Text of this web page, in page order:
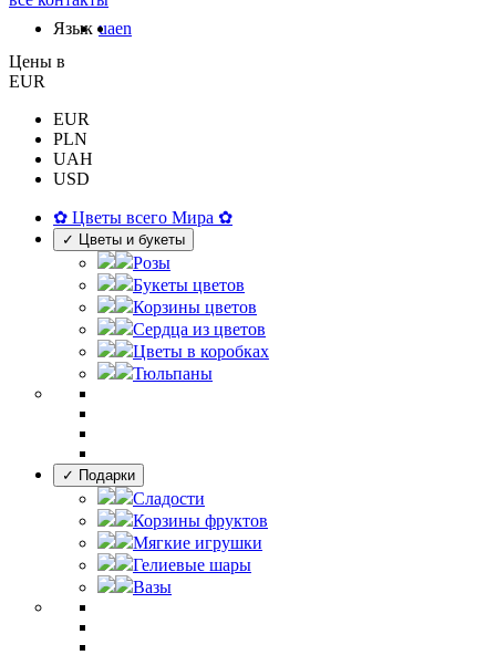
Язык uaen
Цены в
EUR
EUR
PLN
UAH
USD
✿ Цветы всего Мира ✿
✓ Цветы и букеты
Розы
Букеты цветов
Корзины цветов
Сердца из цветов
Цветы в коробках
Тюльпаны
✓ Подарки
Сладости
Корзины фруктов
Мягкие игрушки
Гелиевые шары
Вазы